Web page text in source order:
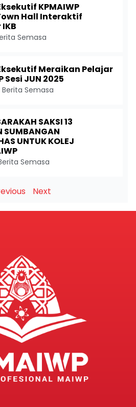
KPMAIWP
Hall Interaktif
Semasa
Meraikan Pelajar
Sesi JUN 2025
Berita Semasa
SAKSI 13
SUMBANGAN
UNTUK KOLEJ
Semasa
Next